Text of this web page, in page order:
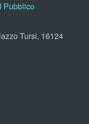
Pubblico
Tursi, 16124